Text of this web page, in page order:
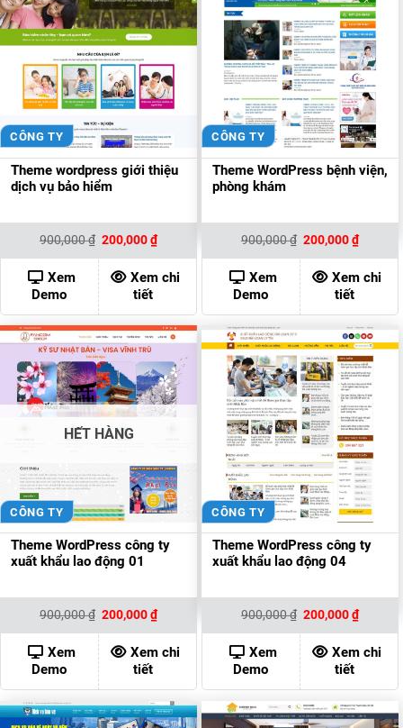
CÔNG TY
Theme wordpress giới thiệu
dịch vụ bảo hiểm
900,000₫ Giá
là:
900,000 ₫.
200,000₫Giá
hiện
tại
là:
200,000 ₫.
Xem
Demo
Xem chi
tiết
CÔNG TY
Theme WordPress bệnh viện,
phòng khám
900,000₫ Giá
là:
900,000 ₫.
200,000₫Giá
hiện
tại
là:
Xem
Demo
Xem chi
tiết
HẾT HÀNG
CÔNG TY
Theme WordPress công ty
xuất khẩu lao động 01
900,000₫ Giá
là:
900,000 ₫.
200,000₫Giá
hiện
tại
là:
200,000 ₫.
Xem
Demo
Xem chi
tiết
CÔNG TY
Theme WordPress công ty
xuất khẩu lao động 04
900,000₫ Giá
là:
900,000 ₫.
200,000₫Giá
hiện
tại
là:
Xem
Demo
Xem chi
tiết